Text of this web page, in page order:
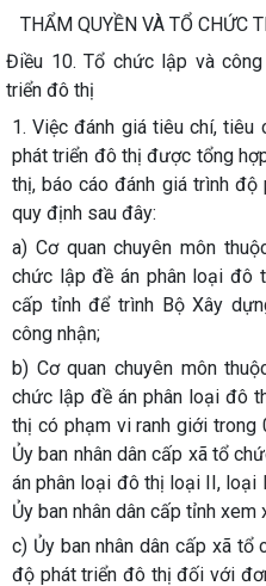
THẨM QUYỀN VÀ TỔ CHỨC
Điều 10. Tổ chức lập và
triển đô thị
1. Việc đánh giá tiêu chí,
phát triển đô thị được tổng
thị, báo cáo đánh giá trình
quy định sau đây:
a) Cơ quan chuyên môn
chức lập đề án phân loại đô
cấp tỉnh để trình Bộ Xây
công nhận;
b) Cơ quan chuyên môn
chức lập đề án phân loại đô
thị có phạm vi ranh giới trong
Ủy ban nhân dân cấp xã tổ
án phân loại đô thị loại II,
Ủy ban nhân dân cấp tỉnh xem
c) Ủy ban nhân dân cấp xã
độ phát triển đô thị đối với